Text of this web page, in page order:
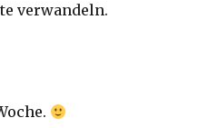
verwandeln.